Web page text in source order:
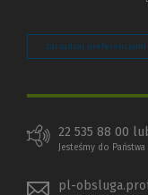
Zarządzaj
22 535 88 00
Jesteśmy do
pl-